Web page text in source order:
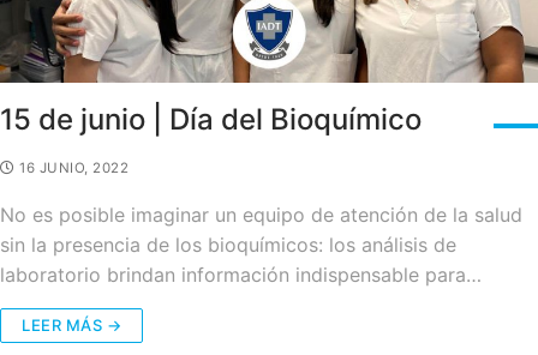
15 de junio | Día del Bioquímico
16 JUNIO, 2022
No es posible imaginar un equipo de atención de la salud
sin la presencia de los bioquímicos: los análisis de
laboratorio brindan información indispensable para…
LEER MÁS →